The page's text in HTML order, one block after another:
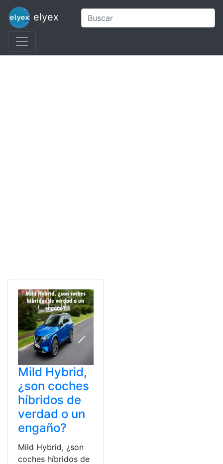
elyex
Mild Hybrid,
¿son coches
híbridos de
verdad o un
engaño?
Mild Hybrid, ¿son
coches híbridos de